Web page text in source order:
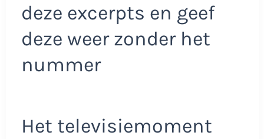
deze excerpts en geef
deze weer zonder het
nummer
Het televisiemoment